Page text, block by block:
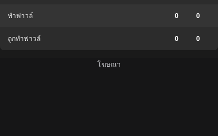
ทำฟาวล์ 0 0
ถูกทำฟาวล์ 0 0